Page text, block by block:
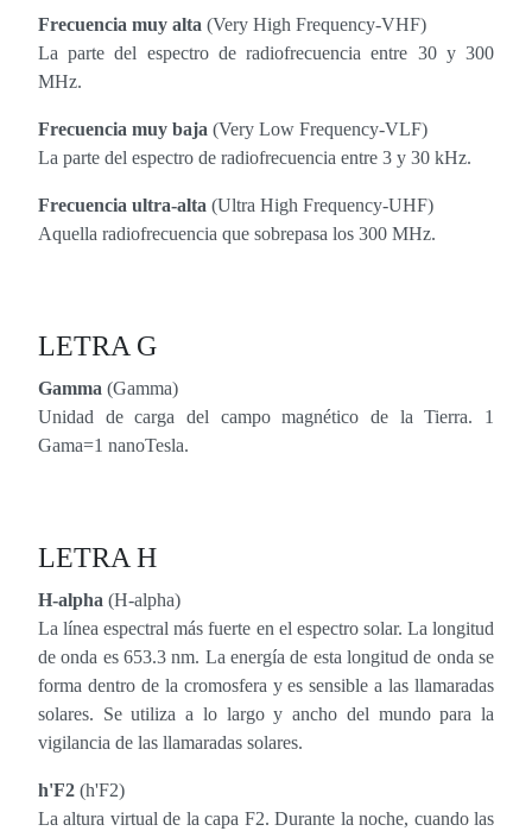
Frecuencia muy alta (Very High Frequency-VHF)
La parte del espectro de radiofrecuencia entre 30 y 300
MHz.
Frecuencia muy baja (Very Low Frequency-VLF)
La parte del espectro de radiofrecuencia entre 3 y 30 kHz.
Frecuencia ultra-alta (Ultra High Frequency-UHF)
Aquella radiofrecuencia que sobrepasa los 300 MHz.
LETRA G
Gamma (Gamma)
Unidad de carga del campo magnético de la Tierra. 1
Gama=1 nanoTesla.
LETRA H
H-alpha (H-alpha)
La línea espectral más fuerte en el espectro solar. La longitud
de onda es 653.3 nm. La energía de esta longitud de onda se
forma dentro de la cromosfera y es sensible a las llamaradas
solares. Se utiliza a lo largo y ancho del mundo para la
vigilancia de las llamaradas solares.
h'F2 (h'F2)
La altura virtual de la capa F2. Durante la noche, cuando las